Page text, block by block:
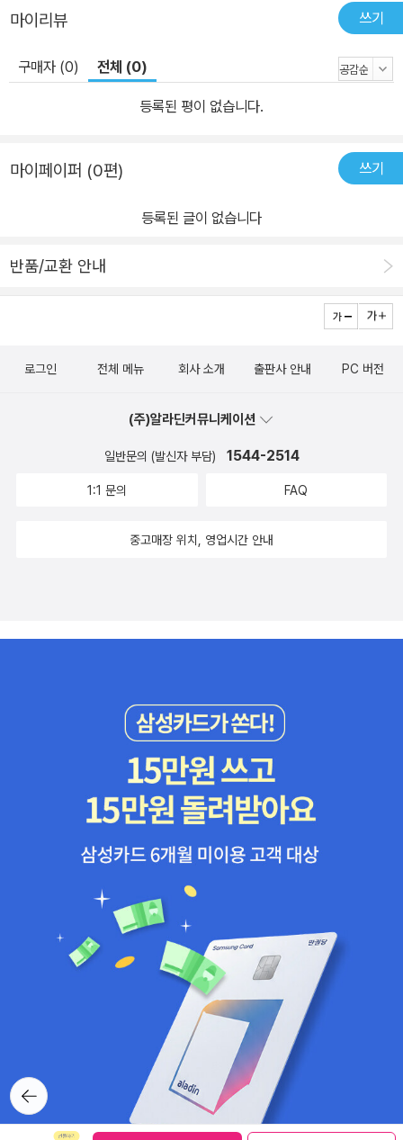
마이리뷰 쓰기
구매자 (0) 전체 (0)
등록된 평이 없습니다.
마이페이퍼 (0편) 쓰기
등록된 글이 없습니다
반품/교환 안내
뒤로가
기
로그인 전체 메뉴 회사 소개 출판사 안내 PC 버전
(주)알라딘커뮤니케이션
일반문의 (발신자 부담) 1544-2514
1:1 문의 FAQ
중고매장 위치, 영업시간 안내